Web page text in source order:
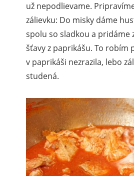
už nepodlievame.
zálievku: Do misky dáme
spolu so sladkou a pridáme
šťavy z paprikášu. To robím
v paprikáši nezrazila, lebo
studená.